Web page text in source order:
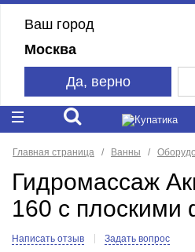
Ваш город
Москва
Да, верно
Главная страница Ванны
Гидромассаж
160 с плоскими
Написать отзыв Задать вопрос